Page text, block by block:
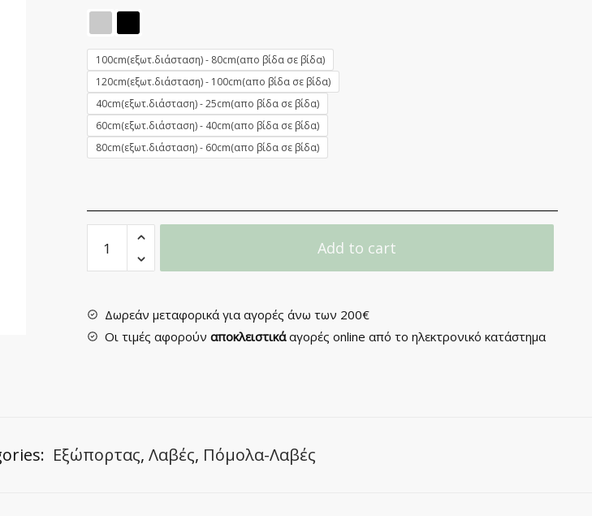
100cm(εξωτ.διάσταση) - 80cm(απο βίδα σε βίδα)
120cm(εξωτ.διάσταση) - 100cm(απο βίδα σε βίδα)
40cm(εξωτ.διάσταση) - 25cm(απο βίδα σε βίδα)
60cm(εξωτ.διάσταση) - 40cm(απο βίδα σε βίδα)
80cm(εξωτ.διάσταση) - 60cm(απο βίδα σε βίδα)
Εξώπορτας
No
quantity
Add to cart
Δωρεάν μεταφορικά για αγορές άνω των 200€
Οι τιμές αφορούναποκλειστικάαγορές online από το ηλεκτρονικό κατάστημα
Εξώπορτας, Λαβές, Πόμολα-Λαβές